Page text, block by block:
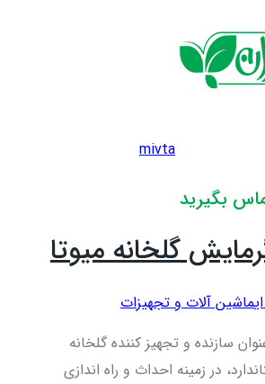
mivta
بگیرید
گلخانه میوتا
ماشین آلات و تجهیزات
سازنده و تجهیز کننده گلخانه
در زمینه احداث و راه اندازی